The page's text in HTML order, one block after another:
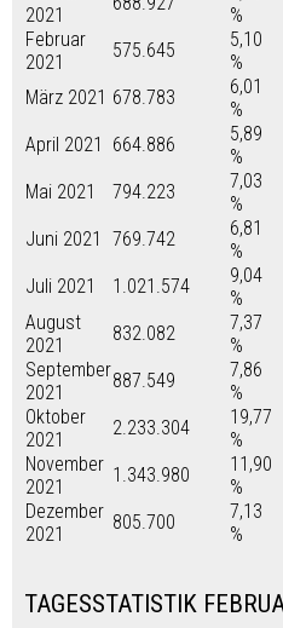
2021
%
Februar
2021
575.645
5,10
%
März 2021 678.783
6,01
%
April 2021
664.886
5,89
%
Mai 2021
794.223
7,03
%
Juni 2021
769.742
6,81
%
Juli 2021
1.021.574
9,04
%
August
2021
832.082
7,37
%
September
2021
887.549
7,86
%
Oktober
2021
2.233.304
19,77
%
November
2021
1.343.980
11,90
%
Dezember
2021
805.700
7,13
%
TAGESSTATISTIK